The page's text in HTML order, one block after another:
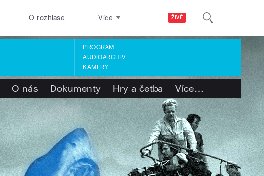
ŽIVĚ
O rozhlase Více
PROGRAM
AUDIOARCHIV
KAMERY
O nás Dokumenty Hry a četba Více…